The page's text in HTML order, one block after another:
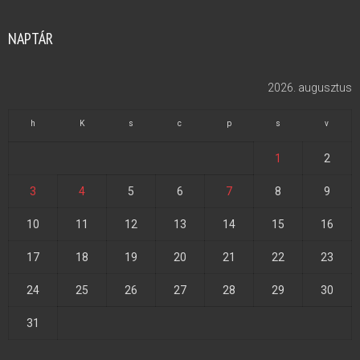
NAPTÁR
2026. augusztus
h K s c p s v
1 2
3 4 5 6 7 8 9
10 11 12 13 14 15 16
17 18 19 20 21 22 23
24 25 26 27 28 29 30
31